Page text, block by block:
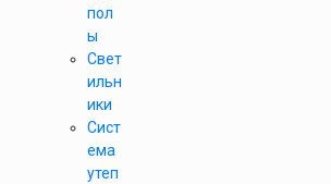
пол
ы
Свет
ильн
ики
Сист
ема
утеп